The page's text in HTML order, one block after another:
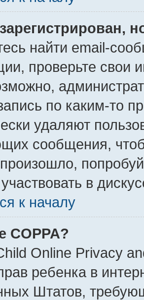
найти email-
проверьте свои
по каким-то
удаляют
сообщения,
в
к началу
COPPA?
Online Privacy
ребенка в
Штатов,